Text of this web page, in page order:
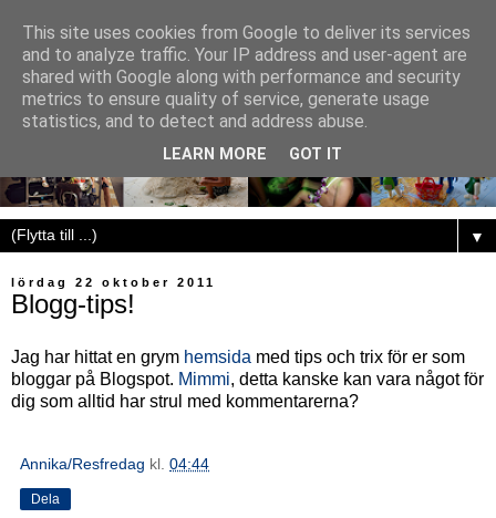
▼
lördag 22 oktober 2011
Blogg-tips!
Jag har hittat en grym hemsida med tips och trix för er som
bloggar på Blogspot. Mimmi, detta kanske kan vara något för
dig som alltid har strul med kommentarerna?
Annika/Resfredag kl. 04:44
Dela
This site uses cookies from Google to deliver its services
and to analyze traffic. Your IP address and user-agent are
shared with Google along with performance and security
metrics to ensure quality of service, generate usage
statistics, and to detect and address abuse.
LEARN MORE GOT IT